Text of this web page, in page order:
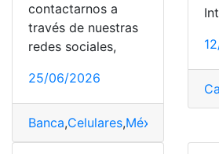
contactarnos a
través de nuestras
redes sociales,
25/06/2026
Banca,Celulares,México